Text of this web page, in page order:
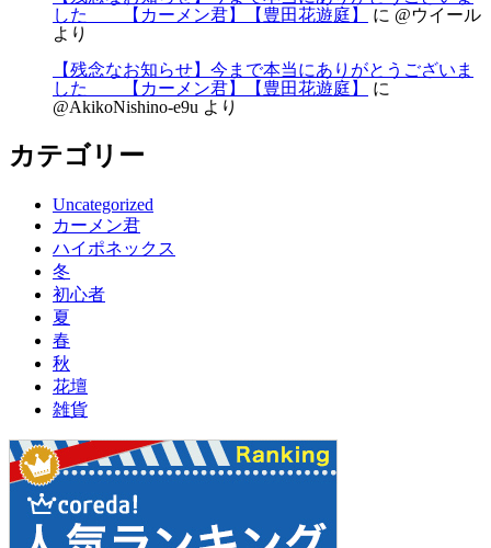
した 【カーメン君】【豊田花遊庭】
に @ウイール
より
【残念なお知らせ】今まで本当にありがとうございま
した 【カーメン君】【豊田花遊庭】
に
@AkikoNishino-e9u より
カテゴリー
Uncategorized
カーメン君
ハイポネックス
冬
初心者
夏
春
秋
花壇
雑貨